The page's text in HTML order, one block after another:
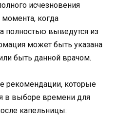
исчезновения
когда
полностью выведутся из
может быть указана
быть данной врачом.
рекомендации, которые
в выборе времени для
капельницы: